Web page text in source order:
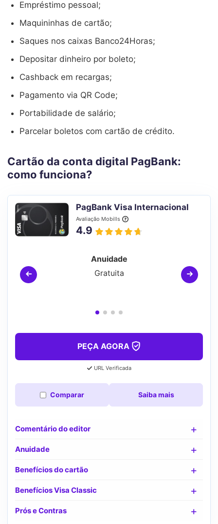
Empréstimo pessoal;
Maquininhas de cartão;
Saques nos caixas Banco24Horas;
Depositar dinheiro por boleto;
Cashback em recargas;
Pagamento via QR Code;
Portabilidade de salário;
Parcelar boletos com cartão de crédito.
Cartão da conta digital PagBank:
como funciona?
PagBank Visa Internacional
Avaliação Mobills
4.9
Anuidade
Gratuita
PEÇA AGORA
URL Verificada
Comparar Saiba mais
Comentário do editor
Anuidade
Benefícios do cartão
Benefícios Visa Classic
Prós e Contras